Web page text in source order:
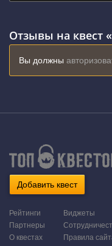
Отзывы на квест
Вы должны
Добавить квест
Рейтинги
Партнеры
О квестах
Виджеты
Правила